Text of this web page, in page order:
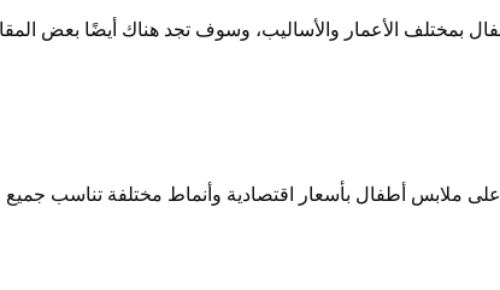
بمختلف الأعمار والأساليب، وسوف تجد هناك أيضًا بعض
ملابس أطفال بأسعار اقتصادية وأنماط مختلفة تناسب جميع